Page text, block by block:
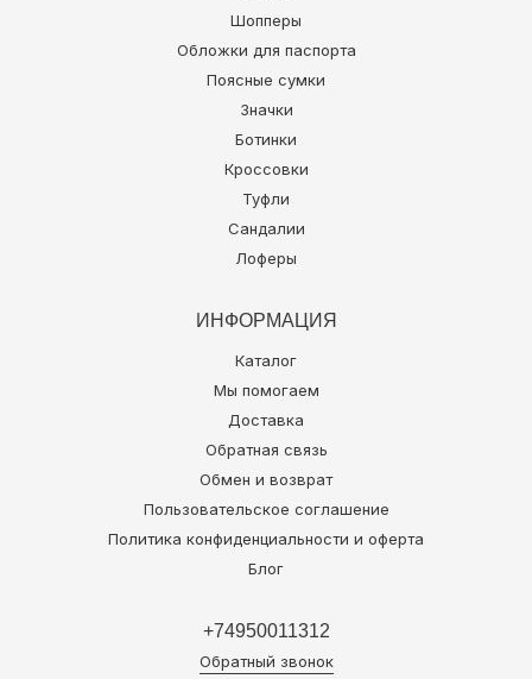
Шопперы
Обложки для паспорта
Поясные сумки
Значки
Ботинки
Кроссовки
Туфли
Сандалии
Лоферы
ИНФОРМАЦИЯ
Каталог
Мы помогаем
Доставка
Обратная связь
Обмен и возврат
Пользовательское соглашение
Политика конфиденциальности и оферта
Блог
+74950011312
Обратный звонок